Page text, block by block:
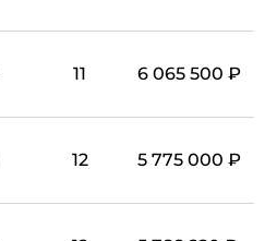
11 6 065 500 ₽
12 5 775 000 ₽